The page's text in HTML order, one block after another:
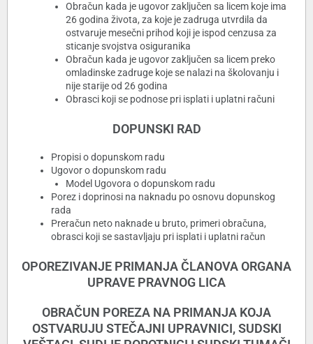
Obračun kada je ugovor zaključen sa licem koje ima
26 godina života, za koje je zadruga utvrdila da
ostvaruje mesečni prihod koji je ispod cenzusa za
sticanje svojstva osiguranika
Obračun kada je ugovor zaključen sa licem preko
omladinske zadruge koje se nalazi na školovanju i
nije starije od 26 godina
Obrasci koji se podnose pri isplati i uplatni računi
DOPUNSKI RAD
Propisi o dopunskom radu
Ugovor o dopunskom radu
Model Ugovora o dopunskom radu
Porez i doprinosi na naknadu po osnovu dopunskog
rada
Preračun neto naknade u bruto, primeri obračuna,
obrasci koji se sastavljaju pri isplati i uplatni račun
OPOREZIVANJE PRIMANJA ČLANOVA ORGANA
UPRAVE PRAVNOG LICA
OBRAČUN POREZA NA PRIMANJA KOJA
OSTVARUJU STEČAJNI UPRAVNICI, SUDSKI